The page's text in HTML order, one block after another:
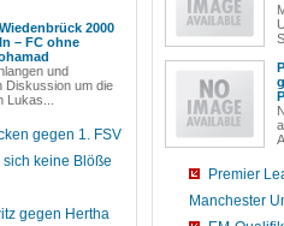
2000
– FC ohne
und
Diskussion um die
Lukas...
gegen 1. FSV
sich keine Blöße
gegen Hertha
Premier
Manchester